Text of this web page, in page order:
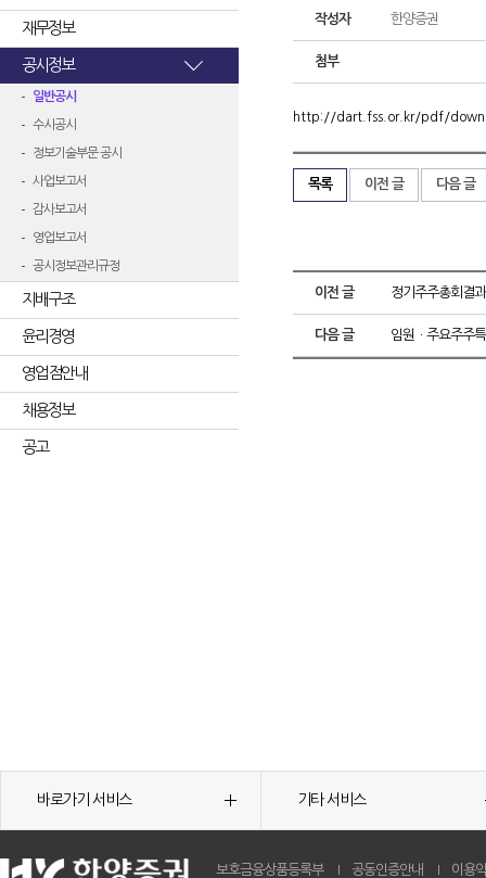
재무정보
공시정보
일반공시
수시공시
정보기술부문 공시
사업보고서
감사보고서
영업보고서
공시정보관리규정
지배구조
윤리경영
영업점안내
채용정보
공고
작성자 한양증권
첨부
http://dart.fss.or.kr/pdf/
목록 이전 글 다음 글
이전 글 정기주주총회결과
다음 글 임원ㆍ주요주주
바로가기 서비스 기타 서비스
보호금융상품등록부 공동인증안내 이용